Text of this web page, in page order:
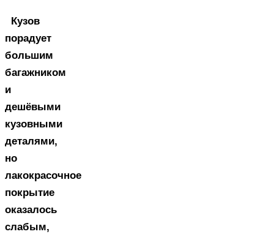
Кузов
порадует
большим
багажником
и
дешёвыми
кузовными
деталями,
но
лакокрасочное
покрытие
оказалось
слабым,